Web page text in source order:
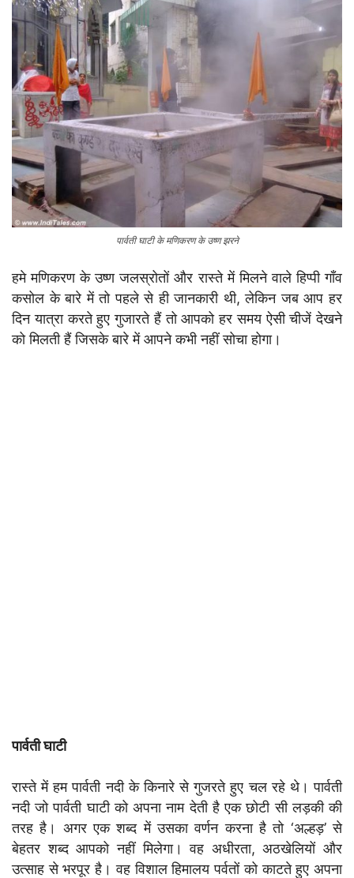
पार्वती घाटी के मणिकरण के उष्ण झरने
हमे मणिकरण के उष्ण जलस्रोतों और रास्ते में मिलने वाले हिप्पी गाँव
कसोल के बारे में तो पहले से ही जानकारी थी, लेकिन जब आप हर
दिन यात्रा करते हुए गुजारते हैं तो आपको हर समय ऐसी चीजें देखने
को मिलती हैं जिसके बारे में आपने कभी नहीं सोचा होगा।
पार्वती घाटी
रास्ते में हम पार्वती नदी के किनारे से गुजरते हुए चल रहे थे। पार्वती
नदी जो पार्वती घाटी को अपना नाम देती है एक छोटी सी लड़की की
तरह है। अगर एक शब्द में उसका वर्णन करना है तो ‘अल्हड़’ से
बेहतर शब्द आपको नहीं मिलेगा। वह अधीरता, अठखेलियों और
उत्साह से भरपूर है। वह विशाल हिमालय पर्वतों को काटते हुए अपना